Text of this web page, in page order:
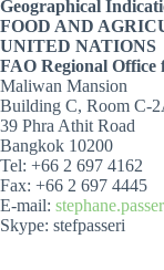
Geographical
FOOD AND
UNITED NATIONS
FAO Regional Office
Maliwan Mansion
Building C, Room C-
39 Phra Athit Road
Bangkok 10200
Tel: +66 2 697 4162
Fax: +66 2 697 4445
E-mail:
Skype: stefpasseri